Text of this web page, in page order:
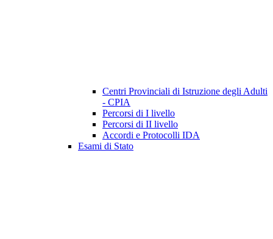
Centri Provinciali di Istruzione degli Adulti
- CPIA
Percorsi di I livello
Percorsi di II livello
Accordi e Protocolli IDA
Esami di Stato